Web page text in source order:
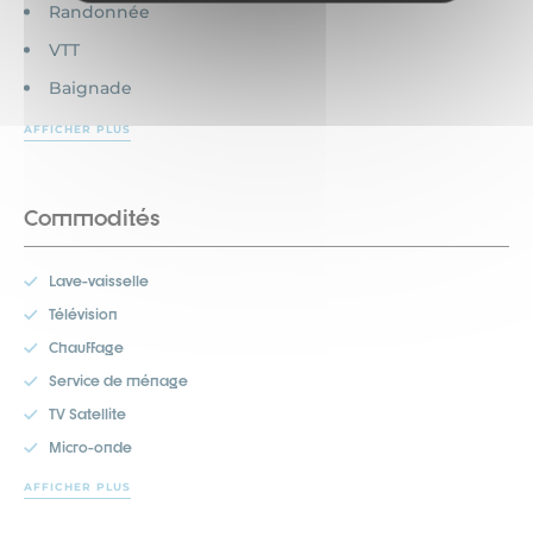
Randonnée
VTT
Baignade
AFFICHER PLUS
Commodités
Lave-vaisselle
Télévision
Chauffage
Service de ménage
TV Satellite
Micro-onde
AFFICHER PLUS